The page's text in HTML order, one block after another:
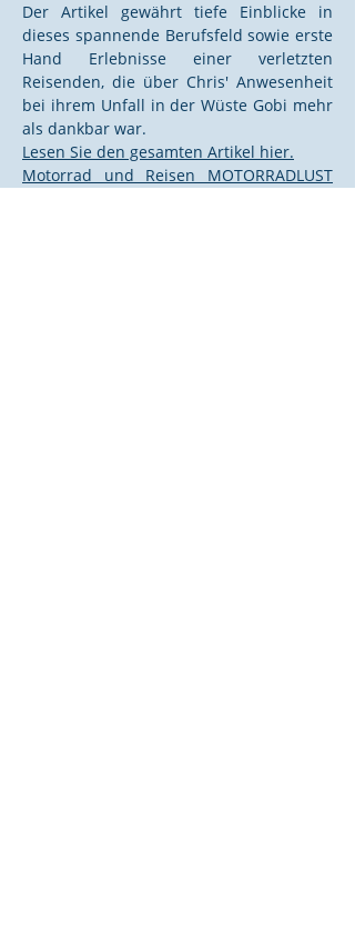
Der Artikel gewährt tiefe Einblicke in
dieses spannende Berufsfeld sowie erste
Hand Erlebnisse einer verletzten
Reisenden, die über Chris' Anwesenheit
bei ihrem Unfall in der Wüste Gobi mehr
als dankbar war.
Lesen Sie den gesamten Artikel hier.
Motorrad und Reisen MOTORRADLUST